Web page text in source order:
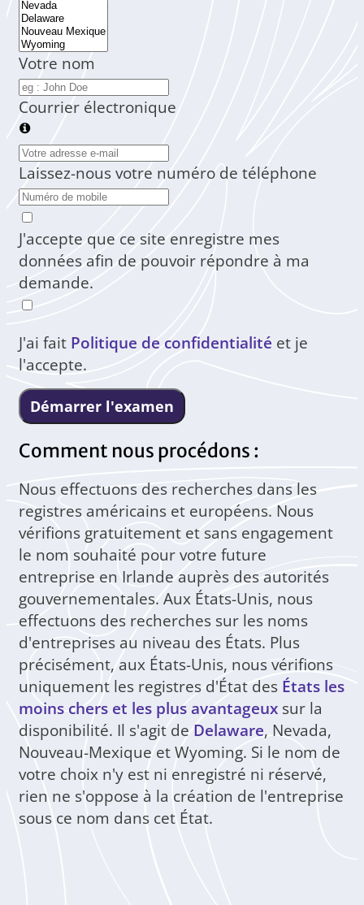
Votre nom
Courrier électronique
Laissez-nous votre numéro de téléphone
J'accepte que ce site enregistre mes
données afin de pouvoir répondre à ma
demande.
J'ai fait Politique de confidentialité et je
l'accepte.
Démarrer l'examen
Comment nous procédons :
Nous effectuons des recherches dans les
registres américains et européens. Nous
vérifions gratuitement et sans engagement
le nom souhaité pour votre future
entreprise en Irlande auprès des autorités
gouvernementales. Aux États-Unis, nous
effectuons des recherches sur les noms
d'entreprises au niveau des États. Plus
précisément, aux États-Unis, nous vérifions
uniquement les registres d'État des États les
moins chers et les plus avantageux sur la
disponibilité. Il s'agit de Delaware, Nevada,
Nouveau-Mexique et Wyoming. Si le nom de
votre choix n'y est ni enregistré ni réservé,
rien ne s'oppose à la création de l'entreprise
sous ce nom dans cet État.